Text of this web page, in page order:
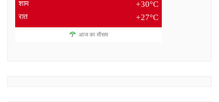
शाम +30°C
रात +27°C
आज का मौसम